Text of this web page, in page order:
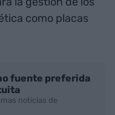
como placas
fuente preferida
noticias de